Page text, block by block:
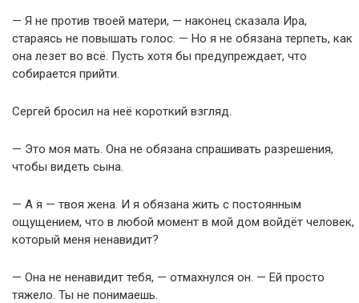
— Я не против твоей матери, — наконец сказала Ира,
стараясь не повышать голос. — Но я не обязана терпеть, как
она лезет во всё. Пусть хотя бы предупреждает, что
собирается прийти.
Сергей бросил на неё короткий взгляд.
— Это моя мать. Она не обязана спрашивать разрешения,
чтобы видеть сына.
— А я — твоя жена. И я обязана жить с постоянным
ощущением, что в любой момент в мой дом войдёт человек,
который меня ненавидит?
— Она не ненавидит тебя, — отмахнулся он. — Ей просто
тяжело. Ты не понимаешь.